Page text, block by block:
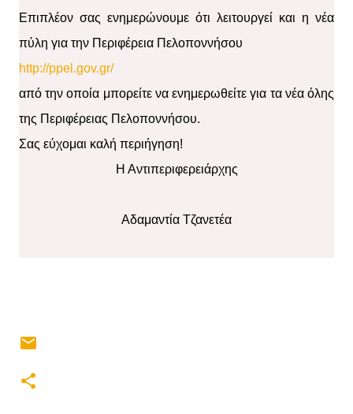
Επιπλέον σας ενημερώνουμε ότι λειτουργεί και η νέα
πύλη για την Περιφέρεια Πελοποννήσου
http://ppel.gov.gr/
από την οποία μπορείτε να ενημερωθείτε για τα νέα όλης
της Περιφέρειας Πελοποννήσου.
Σας εύχομαι καλή περιήγηση!
Η Αντιπεριφερειάρχης
Αδαμαντία Τζανετέα